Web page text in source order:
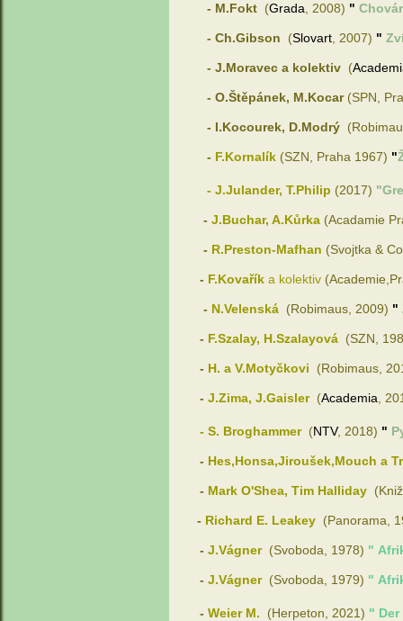
- M.Fokt (Grada , 2008) "
- Ch.Gibson (Slovart , 2007) "
- J.Moravec a kolektiv (
- O.Štěpánek, M.Kocar (SPN,
- I.Kocourek, D.Modrý (
- F.Kornalík (SZN, Praha 1967) "
- J.Julander, T.Philip (2017)
- J.Buchar, A.Kůrka (Acadamie
- R.Preston-Mafhan (Svojtka &
- F.Kovařík a kolektiv
- N.Velenská (Robimaus, 2009) "
- F.Szalay, H.Szalayová (SZN ,
- H. a V.Motyčkovi (Robimaus,
- J.Zima, J.Gaisler (Academia ,
- S. Broghammer (NTV, 2018) "
- Hes,Honsa,Jiroušek,Mouch a
- Mark O'Shea, Tim Halliday
- Richard E. Leakey (Panorama,
- J.Vágner (Svoboda, 1978) "
- J.Vágner (Svoboda, 1979) "
- Weier M. (Herpeton, 2021) "